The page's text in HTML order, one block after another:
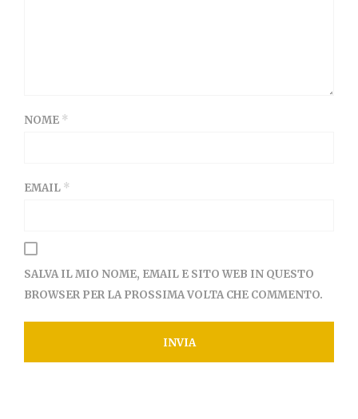
NOME *
EMAIL *
SALVA IL MIO NOME, EMAIL E SITO WEB IN QUESTO
BROWSER PER LA PROSSIMA VOLTA CHE COMMENTO.